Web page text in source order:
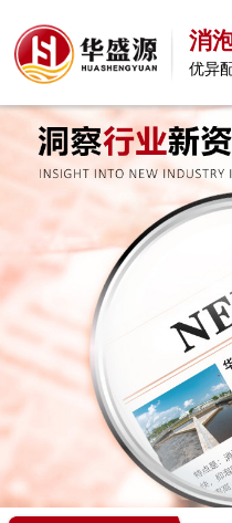
消
优异